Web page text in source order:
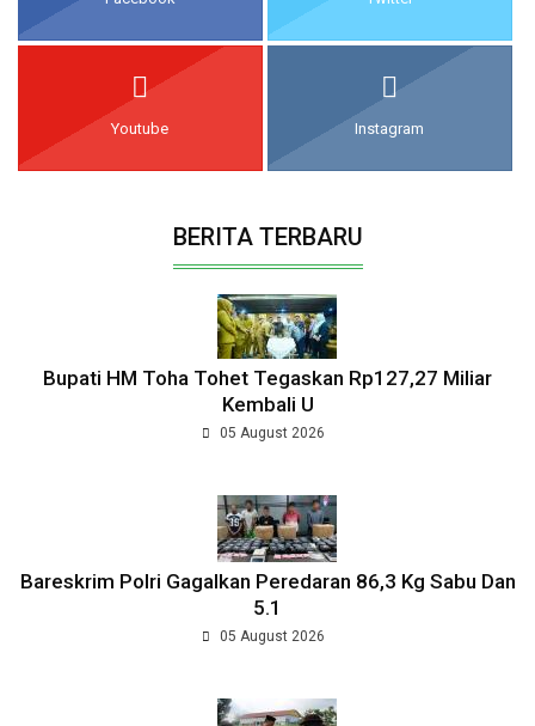
Youtube Instagram
BERITA TERBARU
Bupati HM Toha Tohet Tegaskan Rp127,27 Miliar
Kembali U
05 August 2026
Bareskrim Polri Gagalkan Peredaran 86,3 Kg Sabu Dan
5.1
05 August 2026